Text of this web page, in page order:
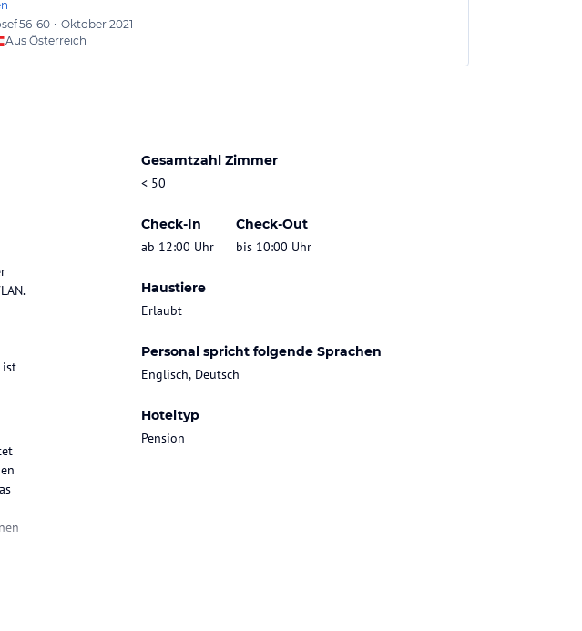
56-60 • Oktober 2021
Aus Österreich
Gesamtzahl Zimmer
< 50
Check-In
ab 12:00 Uhr
Check-Out
bis 10:00 Uhr
Haustiere
Erlaubt
Personal spricht folgende Sprachen
Englisch, Deutsch
Hoteltyp
Pension
ist